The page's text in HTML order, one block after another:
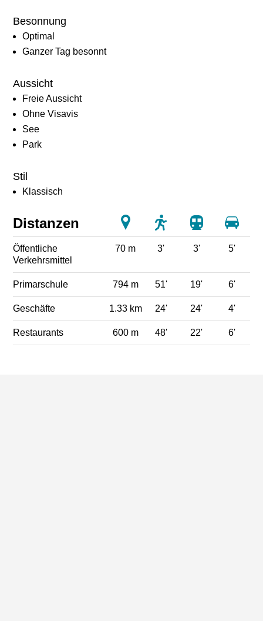
Besonnung
Optimal
Ganzer Tag besonnt
Aussicht
Freie Aussicht
Ohne Visavis
See
Park
Stil
Klassisch
Distanzen
Öffentliche
Verkehrsmittel
70 m 3' 3' 5'
Primarschule 794 m 51' 19' 6'
Geschäfte 1.33 km 24' 24' 4'
Restaurants 600 m 48' 22' 6'